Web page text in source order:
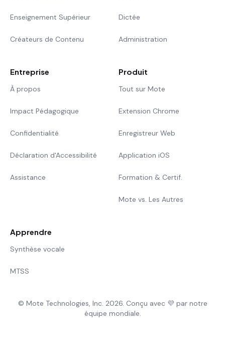
Enseignement Supérieur
Créateurs de Contenu
Dictée
Administration
Entreprise
À propos
Impact Pédagogique
Confidentialité
Déclaration d'Accessibilité
Assistance
Produit
Tout sur Mote
Extension Chrome
Enregistreur Web
Application iOS
Formation & Certif.
Mote vs. Les Autres
Apprendre
Synthèse vocale
MTSS
© Mote Technologies, Inc. 2026. Conçu avec 💜 par notre
équipe mondiale.